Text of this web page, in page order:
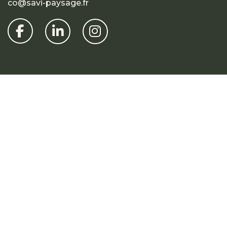
co@savi-paysage.fr